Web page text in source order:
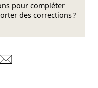
pour compléter
des corrections ?
LinkedIn
sur Mastodon
sur Bluesky
Partager sur Facebook